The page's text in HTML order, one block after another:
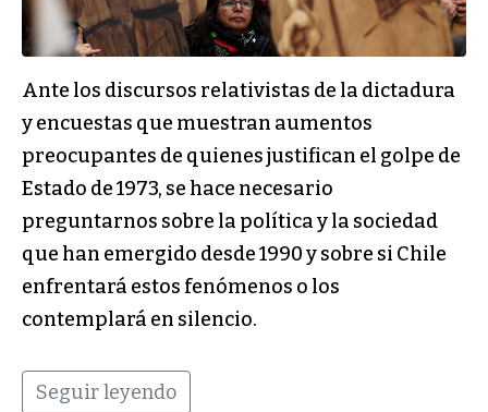
Ante los discursos relativistas de la dictadura
y encuestas que muestran aumentos
preocupantes de quienes justifican el golpe de
Estado de 1973, se hace necesario
preguntarnos sobre la política y la sociedad
que han emergido desde 1990 y sobre si Chile
enfrentará estos fenómenos o los
contemplará en silencio.
Seguir leyendo